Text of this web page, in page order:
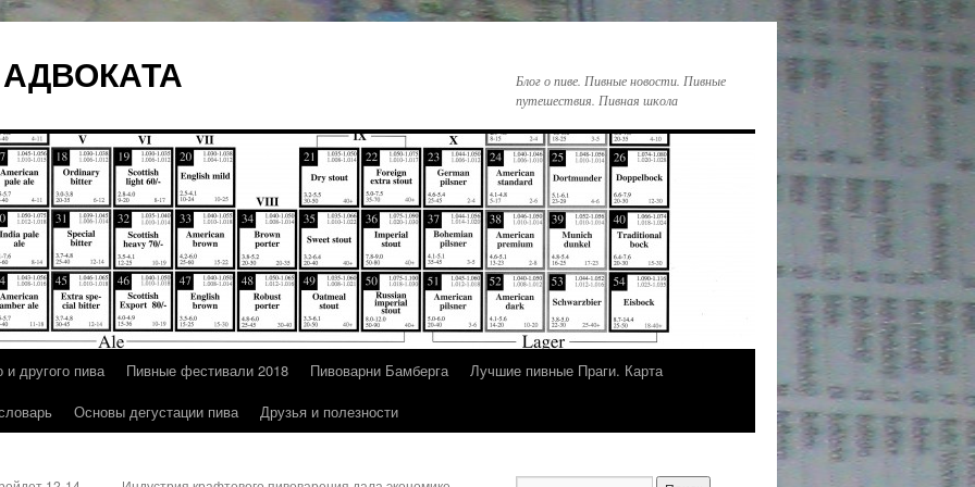
Блог о пиве. Пивные новости. Пивные
путешествия. Пивная школа
другого пива Пивные фестивали 2018 Пивоварни Бамберга
Лучшие пивные Праги. Карта
Основы дегустации пива Друзья и полезности